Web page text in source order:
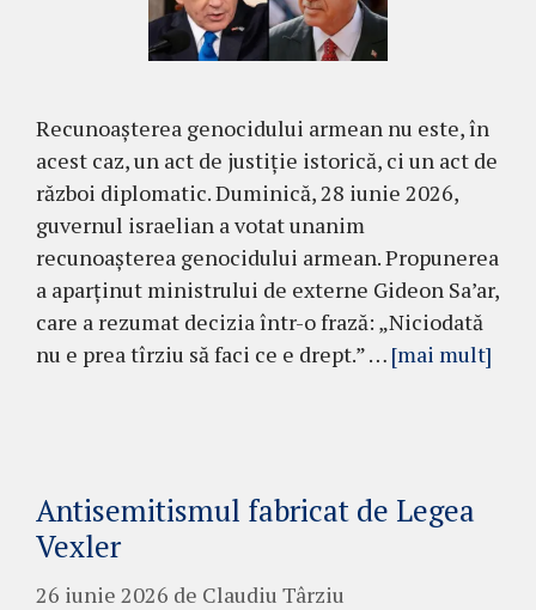
Recunoașterea genocidului armean nu este, în
acest caz, un act de justiție istorică, ci un act de
război diplomatic. Duminică, 28 iunie 2026,
guvernul israelian a votat unanim
recunoașterea genocidului armean. Propunerea
a aparținut ministrului de externe Gideon Sa’ar,
care a rezumat decizia într-o frază: „Niciodată
nu e prea tîrziu să faci ce e drept.” … [mai mult]
Antisemitismul fabricat de Legea
Vexler
26 iunie 2026 de Claudiu Târziu